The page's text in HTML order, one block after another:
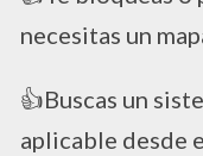
necesitas un
👍Buscas un
aplicable desde